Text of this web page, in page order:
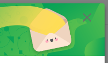
Menu
ks
0 Kč